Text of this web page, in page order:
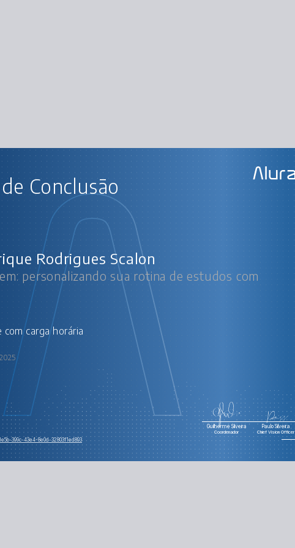
Conclusão
Rodrigues Scalon
personalizando sua rotina de estudos com
Guilherme Silveira
Coordenador
Paulo Silveira
Chief Vision Officer
399c-43e4-8e0d-32803f1ed893
AULAS DO CURSO
personalizando sua rotina de estudos com
Você, aprendiz
Aprendendo com GPT
IA na rotina de estudos
Cases: IA aplicada no aprendizado